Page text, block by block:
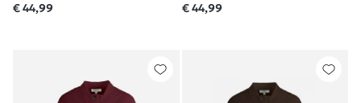
€ 44,99 € 44,99